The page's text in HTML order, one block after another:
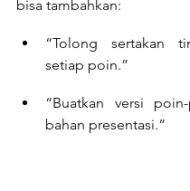
bisa tambahkan:
“Tolong sertakan
setiap poin.”
“Buatkan versi
bahan presentasi.”